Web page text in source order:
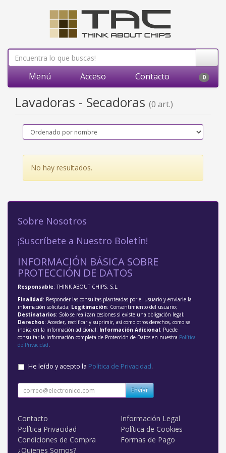
Menú Acceso Contacto 0
Lavadoras - Secadoras (0 art.)
No hay resultados.
Sobre Nosotros
¡Suscríbete a Nuestro Boletín!
INFORMACIÓN BÁSICA SOBRE
PROTECCIÓN DE DATOS
Responsable: THINK ABOUT CHIPS, S.L.
Finalidad: Responder las consultas planteadas por el usuario y enviarle la
información solicitada; Legitimación: Consentimiento del usuario;
Destinatarios: Solo se realizan cesiones si existe una obligación legal;
Derechos: Acceder, rectificar y suprimir, así como otros derechos, como se
indica en la información adicional; Información Adicional: Puede
consultar la información completa de Protección de Datos en nuestra Política
de Privacidad.
He leído y acepto la Política de Privacidad.
Enviar
Contacto
Información Legal
Política Privacidad
Política de Cookies
Condiciones de Compra
Formas de Pago
¿Quienes Somos?